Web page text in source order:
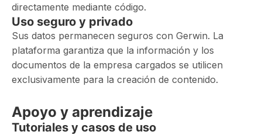
directamente mediante código.
Uso seguro y privado
Sus datos permanecen seguros con Gerwin. La
plataforma garantiza que la información y los
documentos de la empresa cargados se utilicen
exclusivamente para la creación de contenido.
Apoyo y aprendizaje
Tutoriales y casos de uso